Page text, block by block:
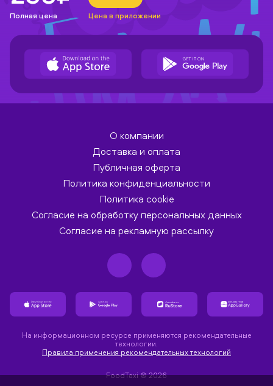
Полная цена Цена в приложении
О компании
Доставка и оплата
Публичная оферта
Политика конфиденциальности
Политика cookie
Согласие на обработку персональных данных
Согласие на рекламную рассылку
На информационном ресурсе применяются рекомендательные
технологии.
Правила применения рекомендательных технологий
FoodTaxi ® 2026